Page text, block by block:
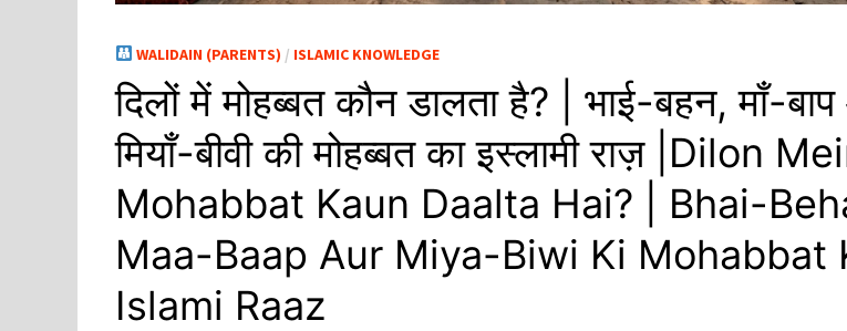
WALIDAIN (PARENTS) / ISLAMIC KNOWLEDGE
दिलों में मोहब्बत कौन डालता है? | भाई-बहन, माँ-
मियाँ-बीवी की मोहब्बत का इस्लामी राज़ |Dilon
Mohabbat Kaun Daalta Hai? | Bhai-
Maa-Baap Aur Miya-Biwi Ki Mohabbat
Islami Raaz